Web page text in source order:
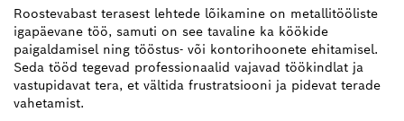
Roostevabast terasest lehtede lõikamine on metallitööliste
igapäevane töö, samuti on see tavaline ka köökide
paigaldamisel ning tööstus- või kontorihoonete ehitamisel.
Seda tööd tegevad professionaalid vajavad töökindlat ja
vastupidavat tera, et vältida frustratsiooni ja pidevat terade
vahetamist.